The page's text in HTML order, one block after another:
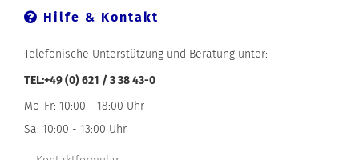
Hilfe & Kontakt
Telefonische Unterstützung und Beratung unter:
TEL:+49 (0) 621 / 3 38 43-0
Mo-Fr: 10:00 - 18:00 Uhr
Sa: 10:00 - 13:00 Uhr